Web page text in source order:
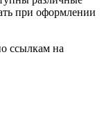
при оформлении
ссылкам на